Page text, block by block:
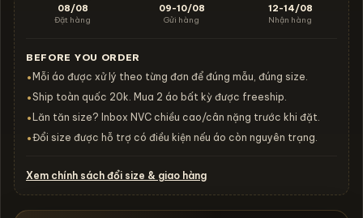
08/08
Đặt hàng
09-10/08
Gửi hàng
12-14/08
Nhận hàng
BEFORE YOU ORDER
•Mỗi áo được xử lý theo từng đơn để đúng mẫu, đúng size.
•Ship toàn quốc 20k. Mua 2 áo bất kỳ được freeship.
•Lăn tăn size? Inbox NVC chiều cao/cân nặng trước khi đặt.
•Đổi size được hỗ trợ có điều kiện nếu áo còn nguyên trạng.
Xem chính sách đổi size & giao hàng